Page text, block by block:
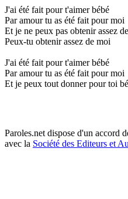
J'ai été fait pour t'aimer bébé
Par amour tu as été fait pour moi
Et je ne peux pas obtenir assez
Peux-tu obtenir assez de moi
J'ai été fait pour t'aimer bébé
Par amour tu as été fait pour moi
Et je peux tout donner pour toi
Paroles.net dispose d'un accord
avec la Société des Editeurs et